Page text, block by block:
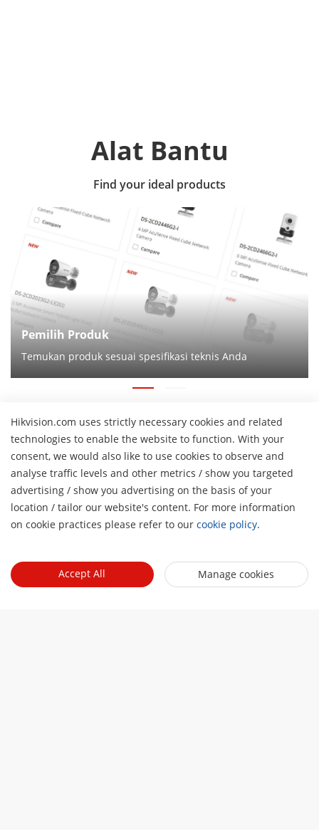
Alat Bantu
Find your ideal products
Pemilih Produk
Temukan produk sesuai spesifikasi teknis Anda
Berbicara dengan perwakilan
kami
Hubungi Kami
TAUTAN TERKAIT
Hikvision.com uses strictly necessary cookies and related
technologies to enable the website to function. With your
consent, we would also like to use cookies to observe and
analyse traffic levels and other metrics / show you targeted
advertising / show you advertising on the basis of your
location / tailor our website's content. For more information
on cookie practices please refer to our cookie policy.
Accept All Manage cookies